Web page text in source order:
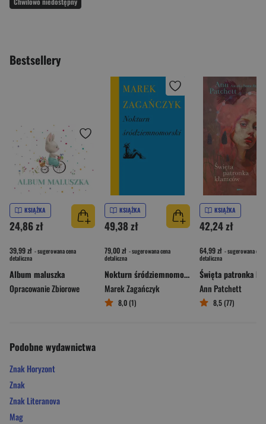
Bestsellery
KSIĄŻKA
24,86 zł
39,99 zł - sugerowana cena
detaliczna
Album maluszka
Opracowanie Zbiorowe
KSIĄŻKA
49,38 zł
79,00 zł - sugerowana cena
detaliczna
Nokturn śródziemnomorski
Marek Zagańczyk
8,0 (1)
KSIĄŻKA
42,24 zł
64,99 zł - sugerowana cena
detaliczna
Ann Patchett
8,5 (77)
Podobne wydawnictwa
Znak Horyzont
Znak
Znak Literanova
Mag